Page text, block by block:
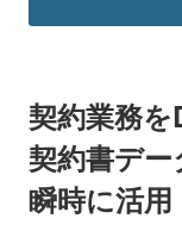
契約業務を
契約書デー
瞬時に活用